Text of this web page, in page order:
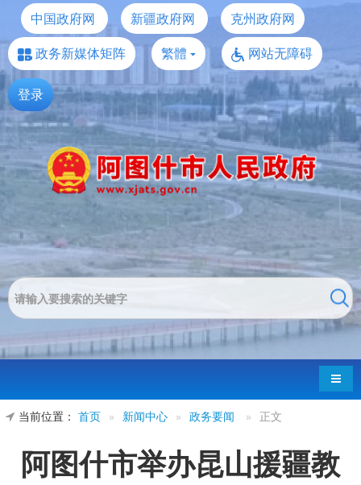
中国政府网 新疆政府网
克州政府网
政务新媒体矩阵
繁體 网站无障碍
登录
导航
当前位置： 首页 » 新闻中心 » 政务要闻 » 正文
阿图什市举办昆山援疆教